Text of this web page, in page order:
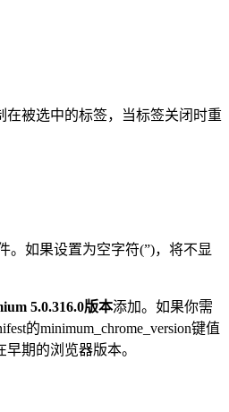
在被选中的标签，当标签关闭时重
。如果设置为空字符(”)，将不显
5.0.316.0版本添加。如果你需
的minimum_chrome_version键值
期的浏览器版本。